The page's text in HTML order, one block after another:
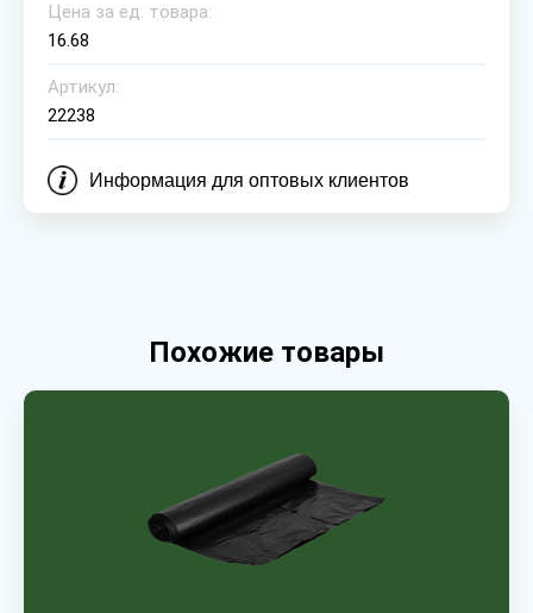
Цена за ед. товара:
16.68
Артикул:
22238
Информация для оптовых клиентов
Похожие товары